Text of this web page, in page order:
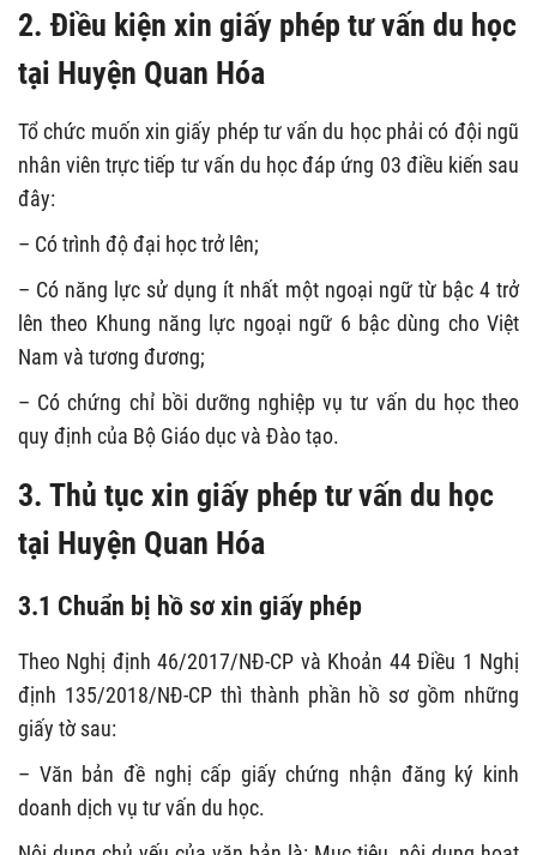
2. Điều kiện xin giấy phép tư vấn du học
tại Huyện Quan Hóa
Tổ chức muốn xin giấy phép tư vấn du học phải có đội ngũ
nhân viên trực tiếp tư vấn du học đáp ứng 03 điều kiến sau
đây:
– Có trình độ đại học trở lên;
– Có năng lực sử dụng ít nhất một ngoại ngữ từ bậc 4 trở
lên theo Khung năng lực ngoại ngữ 6 bậc dùng cho Việt
Nam và tương đương;
– Có chứng chỉ bồi dưỡng nghiệp vụ tư vấn du học theo
quy định của Bộ Giáo dục và Đào tạo.
3. Thủ tục xin giấy phép tư vấn du học
tại Huyện Quan Hóa
3.1 Chuẩn bị hồ sơ xin giấy phép
Theo Nghị định 46/2017/NĐ-CP và Khoản 44 Điều 1 Nghị
định 135/2018/NĐ-CP thì thành phần hồ sơ gồm những
giấy tờ sau:
– Văn bản đề nghị cấp giấy chứng nhận đăng ký kinh
doanh dịch vụ tư vấn du học.